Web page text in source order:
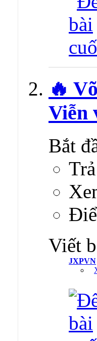
🔥
Viễn
Bắt
Viết
JXPVN